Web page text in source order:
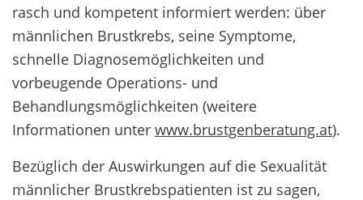
rasch und kompetent informiert werden: über
männlichen Brustkrebs, seine Symptome,
schnelle Diagnosemöglichkeiten und
vorbeugende Operations- und
Behandlungsmöglichkeiten (weitere
Informationen unter www.brustgenberatung.at).
Bezüglich der Auswirkungen auf die Sexualität
männlicher Brustkrebspatienten ist zu sagen,